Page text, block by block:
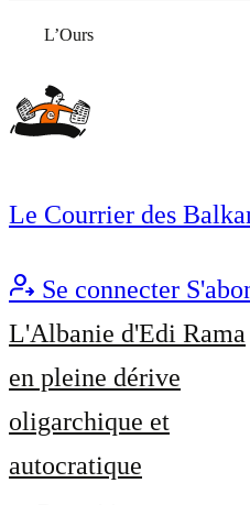
L’Ours
Le Courrier des
Se connecter
L'Albanie d'Edi Rama
en pleine dérive
oligarchique et
autocratique